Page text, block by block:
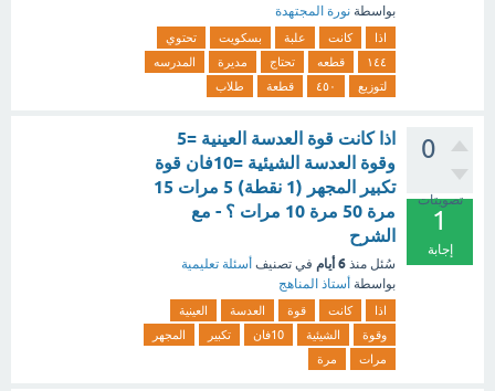
بواسطة نورة المجتهدة
اذا كانت علبة بسكويت
تحتوي
١٤٤
قطعه تحتاج مديرة
المدرسه
لتوزيع
٤٥٠ قطعة طلاب
0
تصويتات
1
إجابة
اذا كانت قوة العدسة العينية =5
وقوة العدسة الشيئية =10فان قوة
تكبير المجهر (1 نقطة) 5 مرات 15
مرة 50 مرة 10 مرات ؟ - مع
الشرح
سُئل منذ 6 أيام في تصنيف أسئلة تعليمية
بواسطة أستاذ المناهج
اذا كانت قوة العدسة
العينية
وقوة
الشيئية 10فان تكبير
المجهر
مرات
مرة